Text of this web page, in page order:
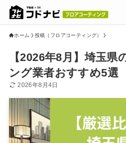
ホーム 投稿（フロアコーティング）
【2026年8月】埼玉県
ング業者おすすめ5選
2026年8月4日